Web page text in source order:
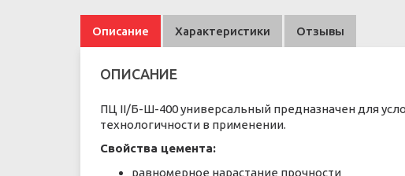
Описание Характеристики Отзывы
ОПИСАНИЕ
ПЦ II/Б-Ш-400 универсальный предназначен для
технологичности в применении.
Свойства цемента:
равномерное нарастание прочности